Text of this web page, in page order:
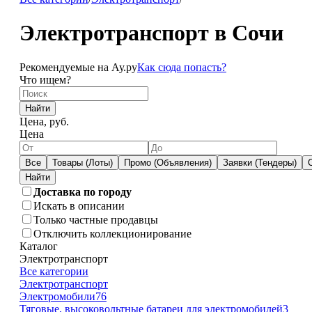
Электротранспорт в Сочи
Рекомендуемые на Ау.руКак сюда попасть?
Что ищем?
Найти
Цена, руб.
Цена
Все Товары (Лоты) Промо (Объявления) Заявки (Тендеры)
Доставка по городу
Искать в описании
Только частные продавцы
Отключить коллекционирование
Каталог
Электротранспорт
Все категории
Электротранспорт
Электромобили76
Тяговые, высоковольтные батареи для электромобилей3